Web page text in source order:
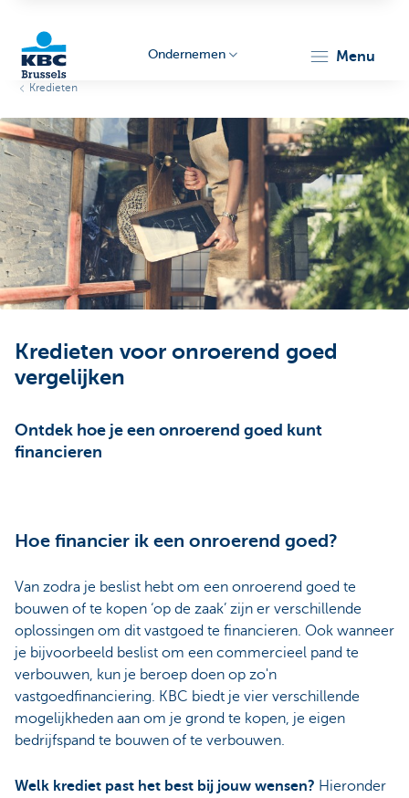
Ondernemers
Ondernemen menu
Kredieten
Kredieten voor onroerend goed
vergelijken
Ontdek hoe je een onroerend goed kunt
financieren
Hoe financier ik een onroerend goed?
Van zodra je beslist hebt om een onroerend goed te
bouwen of te kopen ‘op de zaak’ zijn er verschillende
oplossingen om dit vastgoed te financieren. Ook wanneer
je bijvoorbeeld beslist om een commercieel pand te
verbouwen, kun je beroep doen op zo'n
vastgoedfinanciering. KBC biedt je vier verschillende
mogelijkheden aan om je grond te kopen, je eigen
bedrijfspand te bouwen of te verbouwen.
Welk krediet past het best bij jouw wensen? Hieronder